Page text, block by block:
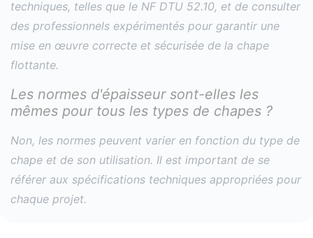
techniques, telles que le NF DTU 52.10, et de consulter
des professionnels expérimentés pour garantir une
mise en œuvre correcte et sécurisée de la chape
flottante.
Les normes d'épaisseur sont-elles les
mêmes pour tous les types de chapes ?
Non, les normes peuvent varier en fonction du type de
chape et de son utilisation. Il est important de se
référer aux spécifications techniques appropriées pour
chaque projet.